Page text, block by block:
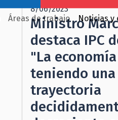
Áreas de trabajo Noticias y
8/06/2023
Ministro
destaca IPC
"La
teniendo una
trayectoria